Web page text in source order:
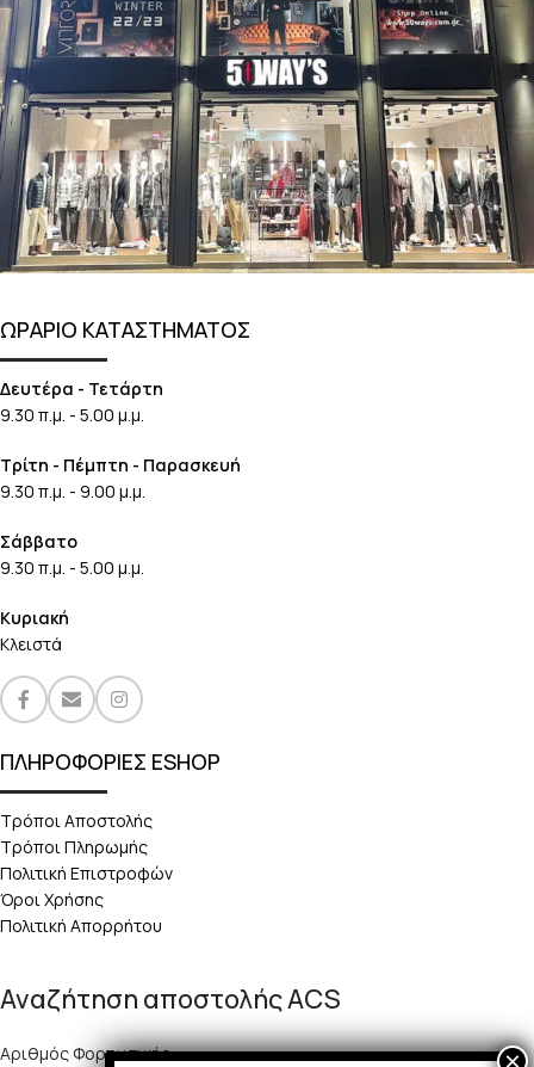
ΩΡΑΡΙΟ ΚΑΤΑΣΤΗΜΑΤΟΣ
Δευτέρα - Τετάρτη
9.30 π.μ. - 5.00 μ.μ.
Τρίτη - Πέμπτη - Παρασκευή
9.30 π.μ. - 9.00 μ.μ.
Σάββατο
9.30 π.μ. - 5.00 μ.μ.
Κυριακή
Κλειστά
ΠΛΗΡΟΦΟΡΙΕΣ ESHOP
Τρόποι Αποστολής
Τρόποι Πληρωμής
Πολιτική Επιστροφών
Όροι Χρήσης
Πολιτική Απορρήτου
Αναζήτηση αποστολής ACS
Αριθμός Φορτωτικής: